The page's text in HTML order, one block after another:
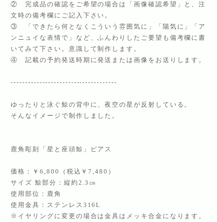
② 完成品の確認をご希望の場合は「画像確認希望」と、注
文時の備考欄にご記入下さい。
③ 「できたら何となくこういう雰囲気に」「陽気に」「ア
ンニュイな表情で」など、ふんわりしたご要望も備考欄に書
いてみて下さい。意識して制作します。
④ 記載の予約発送時期に発送または画像をお送りします。
-------------------------------------
ゆったりと泳ぐ鯨の背中に、夜空の星が反射している。
そんなイメージで制作しました。
鹿角彫刻「星と座頭鯨」ピアス
価格：￥6,800（税込￥7,480）
サイズ 鯨部分：縦約2.3㎝
使用部位：鹿角
使用金具：ステンレス316L
※イヤリングに変更の場合は金具はメッキ合金になります。